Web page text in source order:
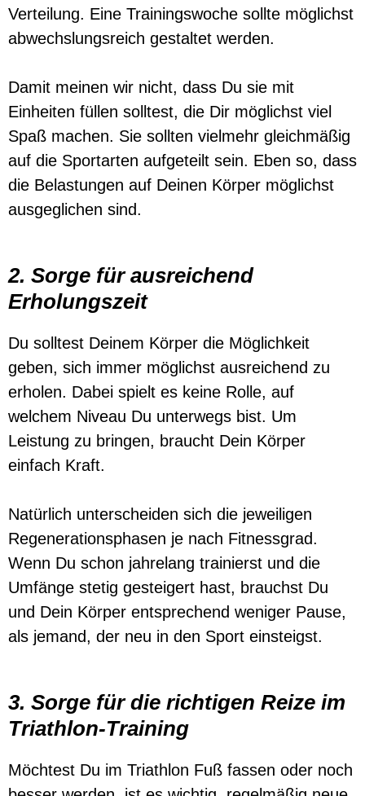
Verteilung. Eine Trainingswoche sollte möglichst
abwechslungsreich gestaltet werden.
Damit meinen wir nicht, dass Du sie mit
Einheiten füllen solltest, die Dir möglichst viel
Spaß machen. Sie sollten vielmehr gleichmäßig
auf die Sportarten aufgeteilt sein. Eben so, dass
die Belastungen auf Deinen Körper möglichst
ausgeglichen sind.
2. Sorge für ausreichend
Erholungszeit
Du solltest Deinem Körper die Möglichkeit
geben, sich immer möglichst ausreichend zu
erholen. Dabei spielt es keine Rolle, auf
welchem Niveau Du unterwegs bist. Um
Leistung zu bringen, braucht Dein Körper
einfach Kraft.
Natürlich unterscheiden sich die jeweiligen
Regenerationsphasen je nach Fitnessgrad.
Wenn Du schon jahrelang trainierst und die
Umfänge stetig gesteigert hast, brauchst Du
und Dein Körper entsprechend weniger Pause,
als jemand, der neu in den Sport einsteigst.
3. Sorge für die richtigen Reize im
Triathlon-Training
Möchtest Du im Triathlon Fuß fassen oder noch